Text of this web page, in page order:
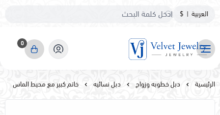
العربية |
$
مجوهرات مخمليه
0
الرئيسية دبل خطوبه وزواج دبل نسائيه خاتم كبير مع محيط الماس